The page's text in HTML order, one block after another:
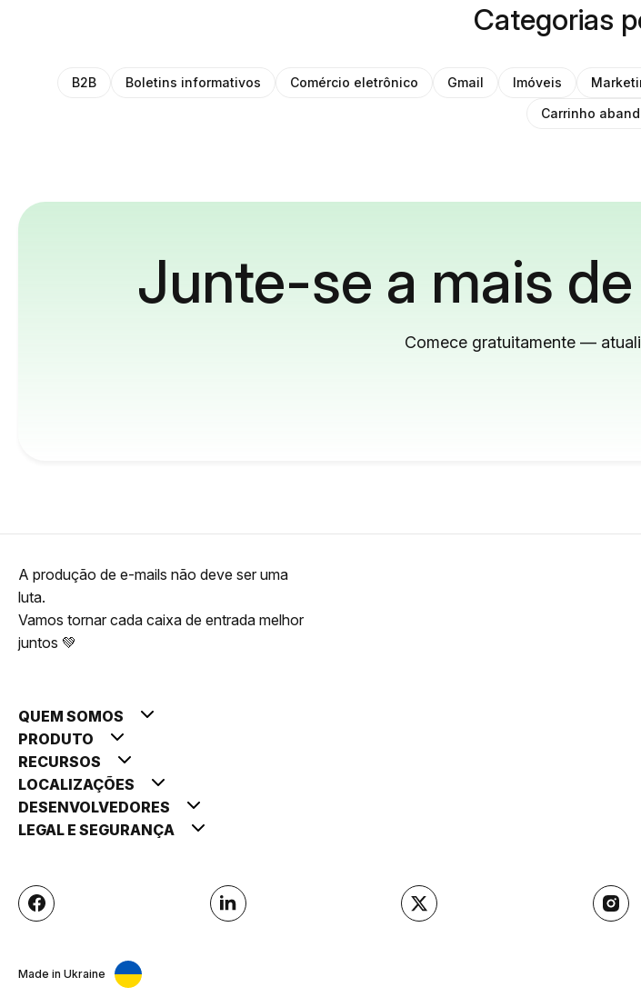
Categorias
B2B Boletins informativos Comércio eletrônico Gmail Imóveis
Carrinho
Junte-se a mais
Comece gratuitamente —
A produção de e-mails não deve ser uma
luta.
Vamos tornar cada caixa de entrada melhor
juntos 💚
QUEM SOMOS
PRODUTO
RECURSOS
LOCALIZAÇÕES
DESENVOLVEDORES
LEGAL E SEGURANÇA
Made in Ukraine